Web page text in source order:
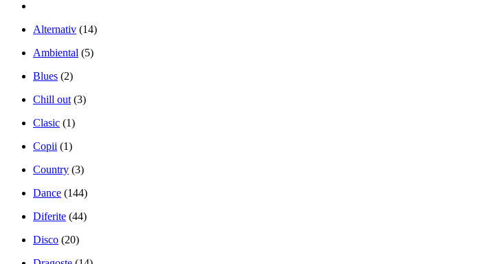
Alternativ (14)
Ambiental (5)
Blues (2)
Chill out (3)
Clasic (1)
Copii (1)
Country (3)
Dance (144)
Diferite (44)
Disco (20)